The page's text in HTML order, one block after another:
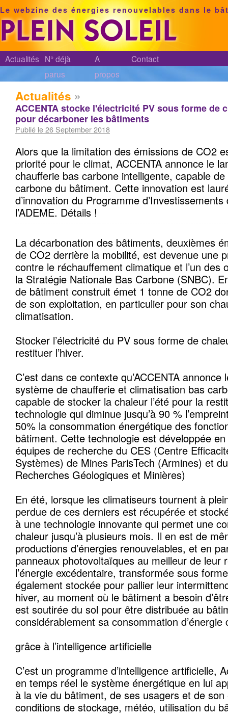
Le webzine des énergies renouvelables dans le
Actualités N° déjà
parus
A
propos
Contact
Actualités »
ACCENTA stocke l'électricité PV sous forme de
pour décarboner les bâtiments
Publié le 26 September 2018
Alors que la limitation des émissions de CO2
priorité pour le climat, ACCENTA annonce le
chaufferie bas carbone intelligente, capable de
carbone du bâtiment. Cette innovation est
d’innovation du Programme d’Investissements
l’ADEME. Détails !
La décarbonation des bâtiments, deuxièmes
de CO2 derrière la mobilité, est devenue une
contre le réchauffement climatique et l’un des
la Stratégie Nationale Bas Carbone (SNBC).
de bâtiment construit émet 1 tonne de CO2
de son exploitation, en particulier pour son
climatisation.
Stocker l’électricité du PV sous forme de
restituer l’hiver.
C’est dans ce contexte qu’ACCENTA annonce
système de chaufferie et climatisation bas
capable de stocker la chaleur l’été pour la
technologie qui diminue jusqu’à 90 %
50% la consommation énergétique des
bâtiment. Cette technologie est développée
équipes de recherche du CES (Centre
Systèmes) de Mines ParisTech (Armines) et
Recherches Géologiques et Minières)
En été, lorsque les climatiseurs tournent à
perdue de ces derniers est récupérée et
à une technologie innovante qui permet une
chaleur jusqu’à plusieurs mois. Il en est de
productions d’énergies renouvelables, et en
panneaux photovoltaïques au meilleur de leur
l’énergie excédentaire, transformée sous
également stockée pour pallier leur
hiver, au moment où le bâtiment a besoin
est soutirée du sol pour être distribuée au
considérablement sa consommation d’énergie
grâce à l’intelligence artificielle
C’est un programme d’intelligence artificielle,
en temps réel le système énergétique en lui
à la vie du bâtiment, de ses usagers et de
conditions de stockage, météo, utilisation du